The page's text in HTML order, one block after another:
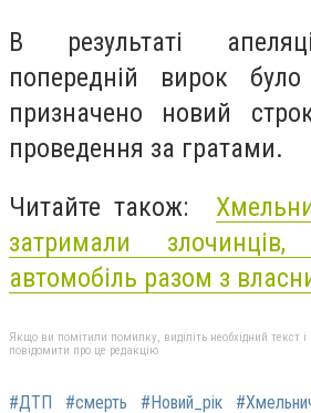
В результаті
попередній вирок
призначено новий
проведення за гратами.
Читайте також:
затримали
автомобіль разом з
Якщо ви помітили помилку, виділіть необхідний текст
повідомити про це редакцію
#ДТП #смерть #Новий_рік